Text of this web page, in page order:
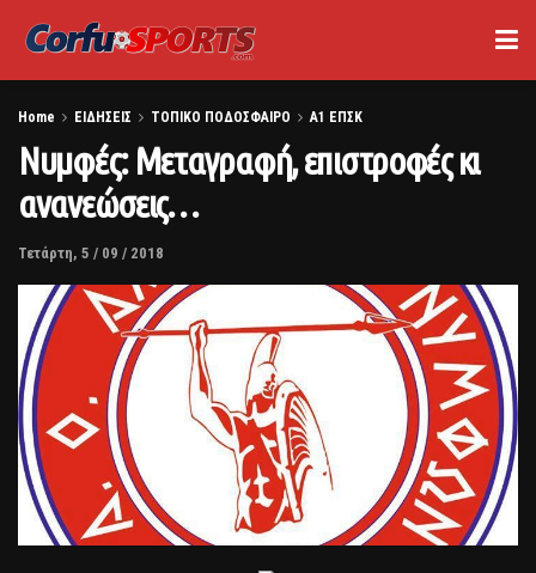
Home ΕΙΔΗΣΕΙΣ ΤΟΠΙΚΟ ΠΟΔΟΣΦΑΙΡΟ Α1 ΕΠΣΚ
Νυμφές: Μεταγραφή, επιστροφές κι
ανανεώσεις…
Τετάρτη, 5 / 09 / 2018